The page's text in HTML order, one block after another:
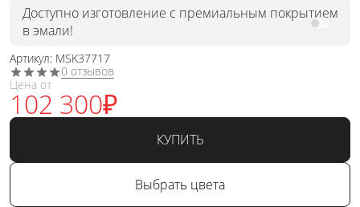
Доступно изготовление с премиальным покрытием
в эмали!
Артикул: MSK37717
0 отзывов
Цена от
102 300₽
КУПИТЬ
Выбрать цвета